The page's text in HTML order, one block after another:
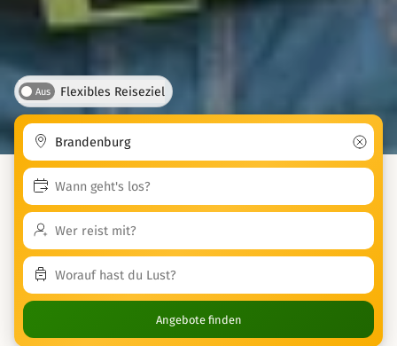
Aus Flexibles Reiseziel
Angebote finden